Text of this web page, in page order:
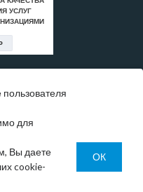
в любое время
уточнять у
по телефону:
для
Вы даете
cookie-
ОК